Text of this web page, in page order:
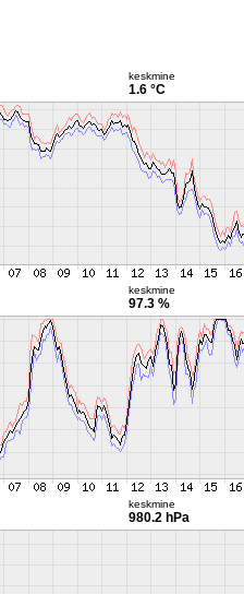
keskmine
1.6 °C
keskmine
97.3 %
keskmine
980.2 hPa